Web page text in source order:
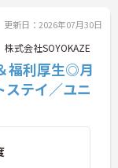
根
イ
イ
場
手
な
更新日：2026年07月30日
株式会社SOYOKAZE
福利厚生◎月
テイ／ユニ